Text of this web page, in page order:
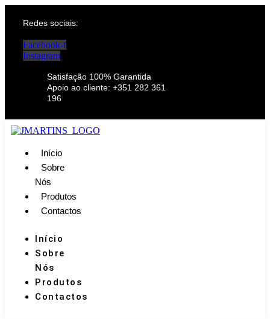
Redes sociais:
Facebook-f
Instagram
Satisfação 100% Garantida
Apoio ao cliente: +351 282 361
196
Início
Sobre
Nós
Produtos
Contactos
Início
Sobre
Nós
Produtos
Contactos